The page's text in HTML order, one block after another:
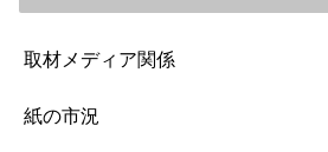
取材メディア関係
紙の市況